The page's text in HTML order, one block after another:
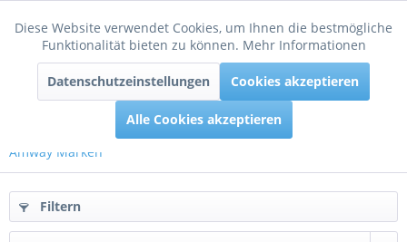
Menü
Amway Marken
Filtern
Funktionale Aktiv
Tracking Inaktiv
Diese Website verwendet Cookies, um Ihnen die bestmögliche
Funktionalität bieten zu können. Mehr Informationen
Datenschutzeinstellungen Cookies akzeptieren
Alle Cookies akzeptieren